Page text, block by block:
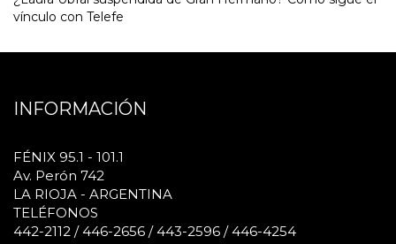
vínculo con Telefe
INFORMACIÓN
FÉNIX 95.1 - 101.1
Av. Perón 742
LA RIOJA - ARGENTINA
TELÉFONOS
442-2112 / 446-2656 / 443-2596 / 446-4254